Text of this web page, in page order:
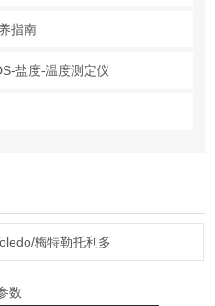
指南
盐度-温度测定仪
梅特勒托利多
数